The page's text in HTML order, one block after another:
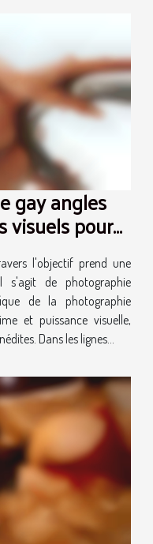
gay angles
visuels pour
l'objectif prend une
s'agit de photographie
de la photographie
et puissance visuelle,
Dans les lignes...